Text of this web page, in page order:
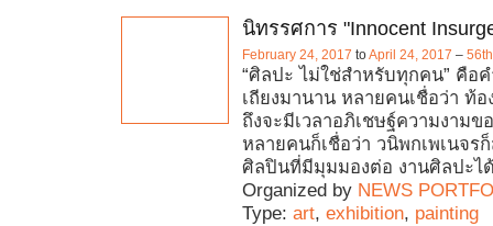
นิทรรศการ "Innocent
February 24, 2017 toApril 24, 2017 –
“ศิลปะ ไม่ใช่สำหรับทุกคน” คือ
เถียงมานาน หลายคนเชื่อว่า ท้
ถึงจะมีเวลาอภิเชษฐ์ความงามข
หลายคนก็เชื่อว่า วนิพกเพเนจร
ศิลปินที่มีมุมมองต่อ งานศิลปะไ
Organized by NEWS
Type: art, exhibition, painting